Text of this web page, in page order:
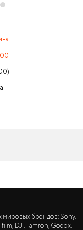
брендов: Sony,
DJI, Tamron, Godox,